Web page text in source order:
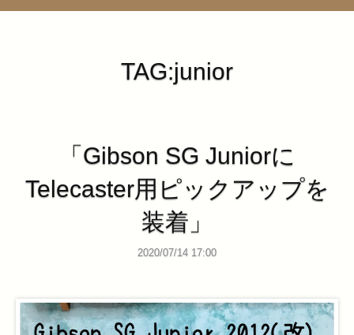
TAG:junior
「Gibson SG Juniorに
Telecaster用ピックアップを
装着」
2020/07/14 17:00